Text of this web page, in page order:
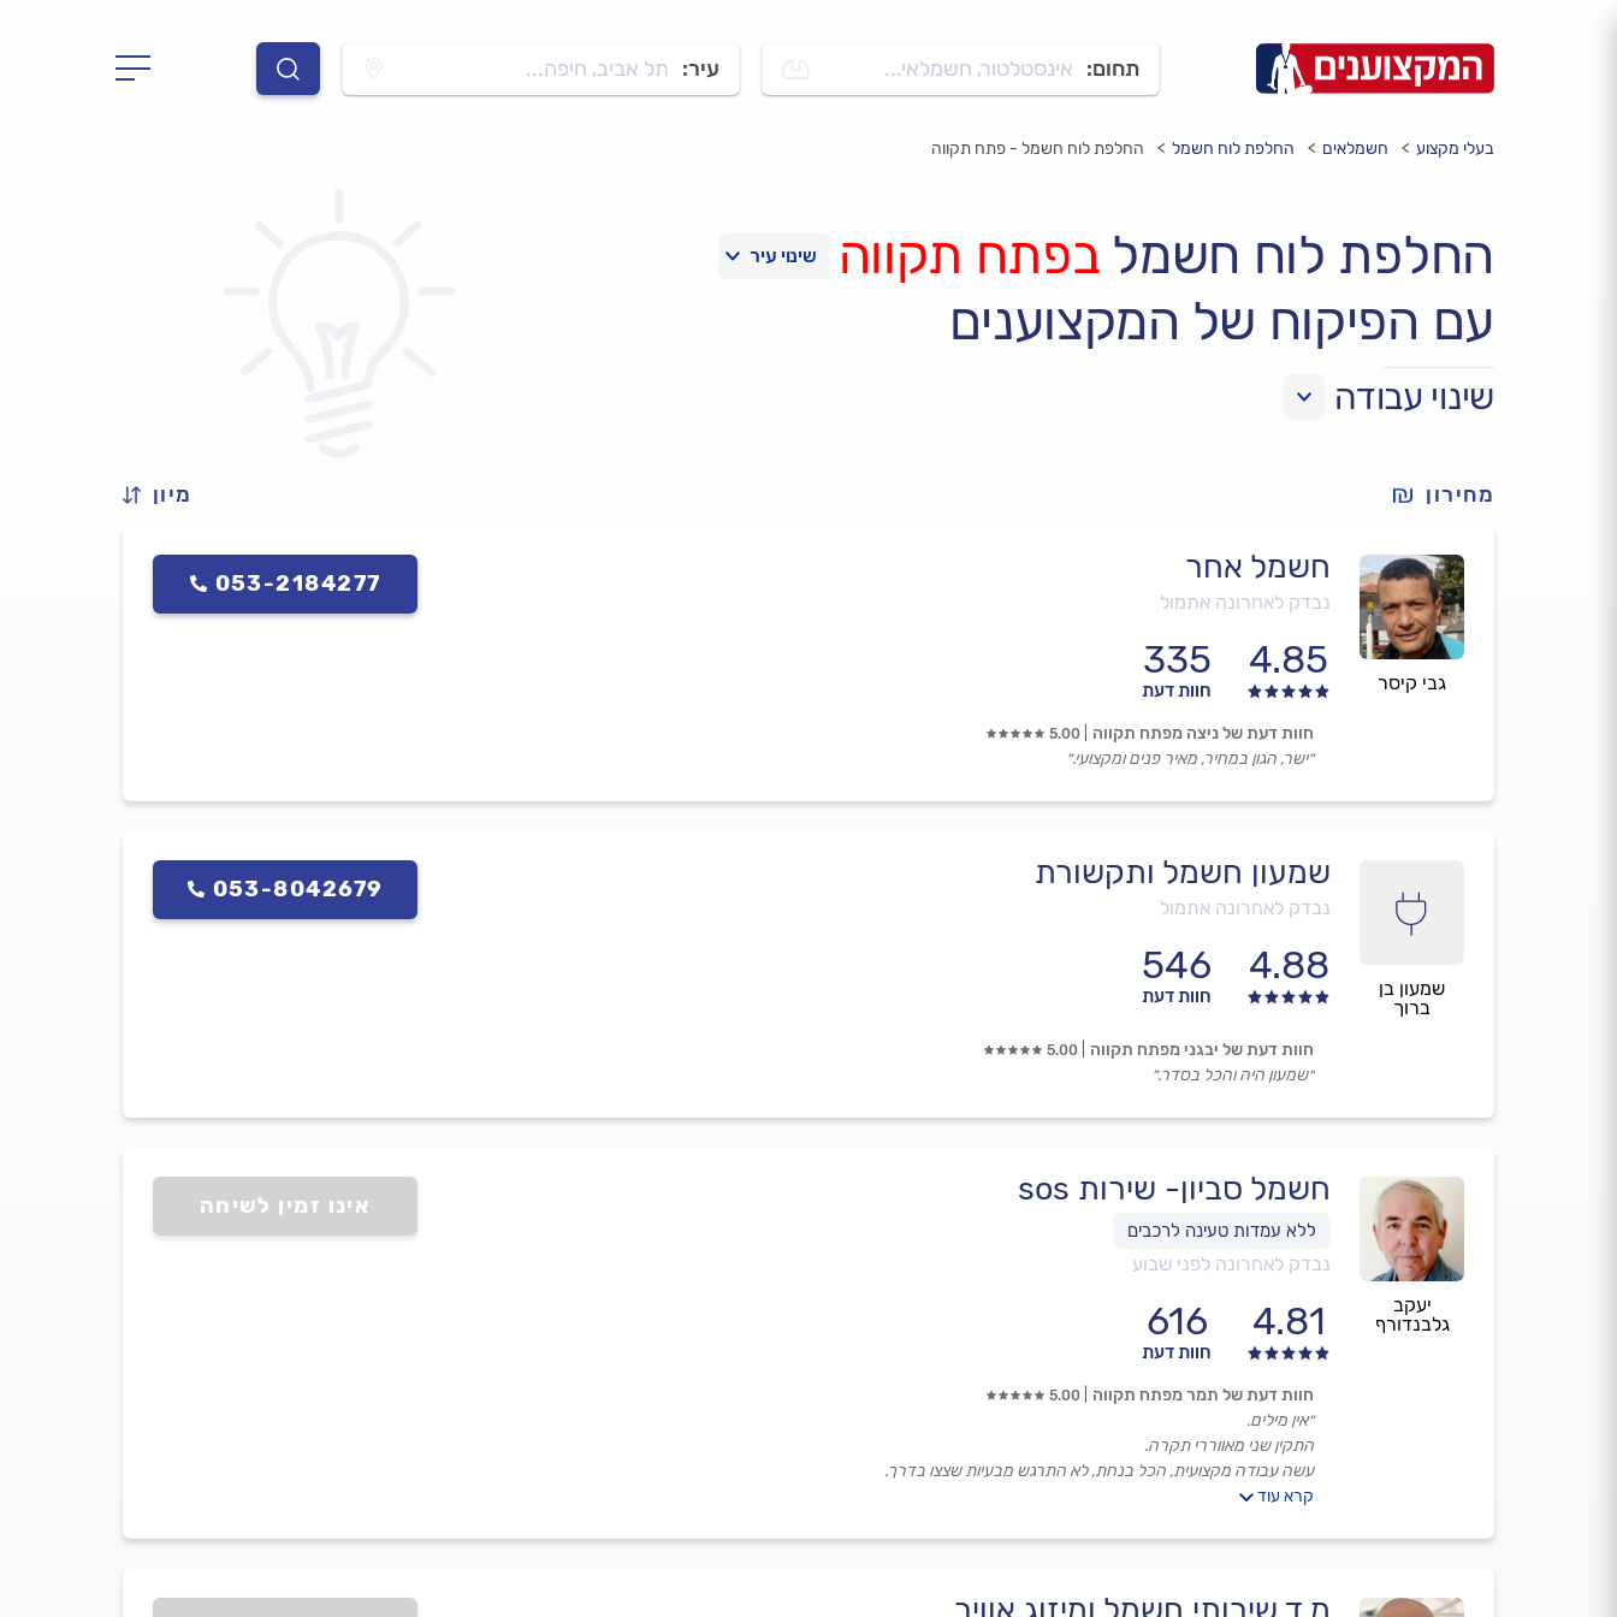
תחום: אינסטלטור, חשמלאי... עיר: תל אביב, חיפה...
בעלי מקצוע חשמלאים החלפת לוח חשמל החלפת לוח חשמל - פתח תקווה
החלפת לוח חשמל בפתח תקווה
עם הפיקוח של המקצוענים
שינוי עבודה
מחירון מיון
גבי קיסר
חשמל אחר
נבדק לאחרונה אתמול
4.85
335
חוות דעת
053-2184277
חוות דעת של ניצה מפתח תקווה 5.00
״ישר, הגון במחיר, מאיר פנים ומקצועי.״
שמעון בן
ברוך
שמעון חשמל ותקשורת
נבדק לאחרונה אתמול
4.88
546
חוות דעת
053-8042679
חוות דעת של יבגני מפתח תקווה 5.00
״שמעון היה והכל בסדר.״
יעקב
גלבנדורף
חשמל סביון- שירות sos
נבדק לאחרונה לפני שבוע
4.81
616
חוות דעת
אינו זמין לשיחה
חוות דעת של תמר מפתח תקווה 5.00
״אין מילים.
התקין שני מאווררי תקרה.
עשה עבודה מקצועית, הכל בנחת, לא התרגש מבעיות שצצו בדרך.
פשוט מומלץ.״
קרא עוד